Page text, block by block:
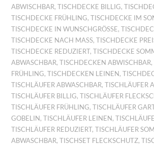
ABWISCHBAR,TISCHDECKE BILLIG,
TISCHDECKE FRÜHLING,TISCHDECKE IM
TISCHDECKE IN WUNSCHGRÖSSE ,
TISCHDECKE NACH MASS ,TISCHDECKE
TISCHDECKE REDUZIERT,TISCHDECKE
ABWASCHBAR,TISCHDECKEN ABWISCHBAR,
FRÜHLING,TISCHDECKEN LEINEN ,
TISCHLÄUFER ABWASCHBAR,TISCHLÄUFER
TISCHLÄUFER BILLIG,TISCHLÄUFER
TISCHLÄUFER FRÜHLING,TISCHLÄUFER
GOBELIN ,TISCHLÄUFER LEINEN ,
TISCHLÄUFER REDUZIERT,TISCHLÄUFER
ABWASCHBAR,TISCHSET FLECKSCHUTZ,